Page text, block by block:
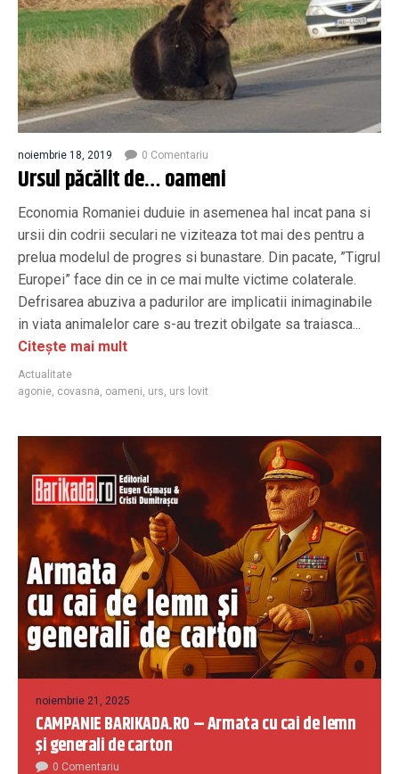
noiembrie 18, 2019 0 Comentariu
Ursul păcălit de… oameni
Economia Romaniei duduie in asemenea hal incat pana si
ursii din codrii seculari ne viziteaza tot mai des pentru a
prelua modelul de progres si bunastare. Din pacate, ”Tigrul
Europei” face din ce in ce mai multe victime colaterale.
Defrisarea abuziva a padurilor are implicatii inimaginabile
in viata animalelor care s-au trezit obilgate sa traiasca...
Citește mai mult
Actualitate
agonie, covasna, oameni, urs, urs lovit
noiembrie 21, 2025
CAMPANIE BARIKADA.RO – Armata cu cai de lemn
și generali de carton
0 Comentariu